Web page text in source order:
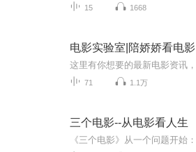
15 1668
电影实验室|陪娇娇看电影
71 1.1万
三个电影--从电影看人生